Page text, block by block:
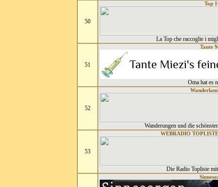
50
Top
La Top che raccoglie i
51
Tante
Oma hat es
52
Wanderungen und die
53
WEBRADIO
Die Radio Topliste